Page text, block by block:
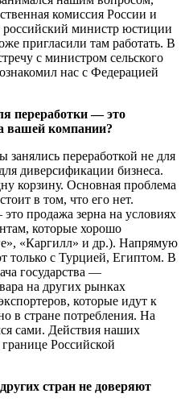
комиссия России и
российский министр юстиции
пригласили там работать. В
с министром сельского
нас с Федерацией
переработки — это
вашей компании?
переработкой не для
диверсификации бизнеса.
корзину. Основная проблема
в том, что его нет.
продажа зерна на условиях
которые хорошо
«Каргилл» и др.). Напрямую
только с Турцией, Египтом. В
государства —
на других рынках
которые идут к
в стране потребления. На
сами. Действия наших
Российской
стран не доверяют